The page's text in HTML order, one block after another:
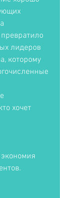
лидеров
которому
хочет